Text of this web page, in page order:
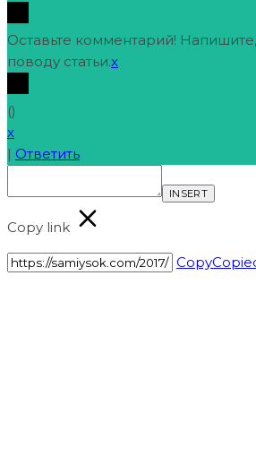
Оставьте комментарий!
поводу статьи.x
()
x
| Ответить
INSERT
Copy link
Copy